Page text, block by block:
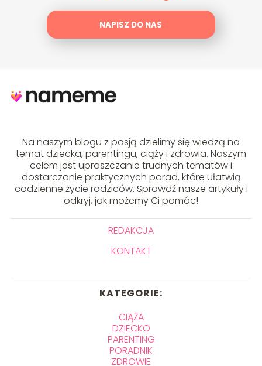
NAPISZ DO NAS
Na naszym blogu z pasją dzielimy się wiedzą na
temat dziecka, parentingu, ciąży i zdrowia. Naszym
celem jest upraszczanie trudnych tematów i
dostarczanie praktycznych porad, które ułatwią
codzienne życie rodziców. Sprawdź nasze artykuły i
odkryj, jak możemy Ci pomóc!
REDAKCJA
KONTAKT
KATEGORIE:
CIĄŻA
DZIECKO
PARENTING
PORADNIK
ZDROWIE